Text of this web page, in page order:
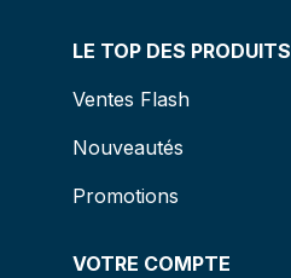
LE TOP DES PRODUITS
Ventes Flash
Nouveautés
Promotions
VOTRE COMPTE